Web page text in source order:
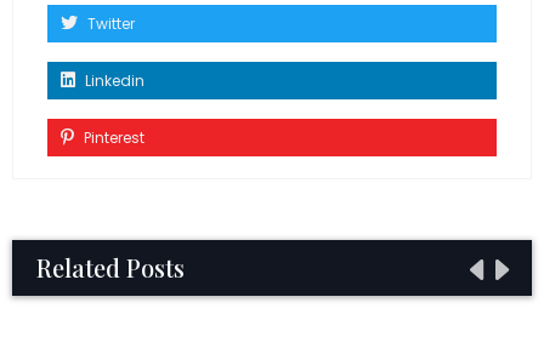
Twitter
Linkedin
Pinterest
Related Posts